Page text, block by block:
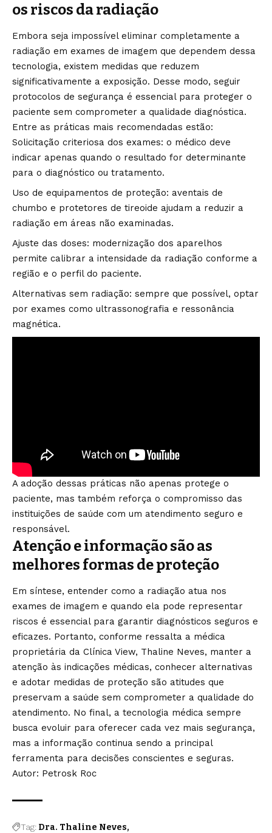
os riscos da radiação
Embora seja impossível eliminar completamente a
radiação em exames de imagem que dependem dessa
tecnologia, existem medidas que reduzem
significativamente a exposição. Desse modo, seguir
protocolos de segurança é essencial para proteger o
paciente sem comprometer a qualidade diagnóstica.
Entre as práticas mais recomendadas estão:
Solicitação criteriosa dos exames: o médico deve
indicar apenas quando o resultado for determinante
para o diagnóstico ou tratamento.
Uso de equipamentos de proteção: aventais de
chumbo e protetores de tireoide ajudam a reduzir a
radiação em áreas não examinadas.
Ajuste das doses: modernização dos aparelhos
permite calibrar a intensidade da radiação conforme a
região e o perfil do paciente.
Alternativas sem radiação: sempre que possível, optar
por exames como ultrassonografia e ressonância
magnética.
A adoção dessas práticas não apenas protege o
paciente, mas também reforça o compromisso das
instituições de saúde com um atendimento seguro e
responsável.
Atenção e informação são as
melhores formas de proteção
Em síntese, entender como a radiação atua nos
exames de imagem e quando ela pode representar
riscos é essencial para garantir diagnósticos seguros e
eficazes. Portanto, conforme ressalta a médica
proprietária da Clínica View, Thaline Neves, manter a
atenção às indicações médicas, conhecer alternativas
e adotar medidas de proteção são atitudes que
preservam a saúde sem comprometer a qualidade do
atendimento. No final, a tecnologia médica sempre
busca evoluir para oferecer cada vez mais segurança,
mas a informação continua sendo a principal
ferramenta para decisões conscientes e seguras.
Autor: Petrosk Roc
Tag: Dra. Thaline Neves